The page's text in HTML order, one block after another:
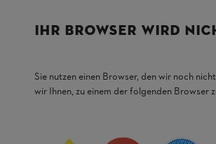
STIHL.
IHR BROWSER WIRD
Sie nutzen einen Browser, den wir noch
wir Ihnen, zu einem der folgenden Browser